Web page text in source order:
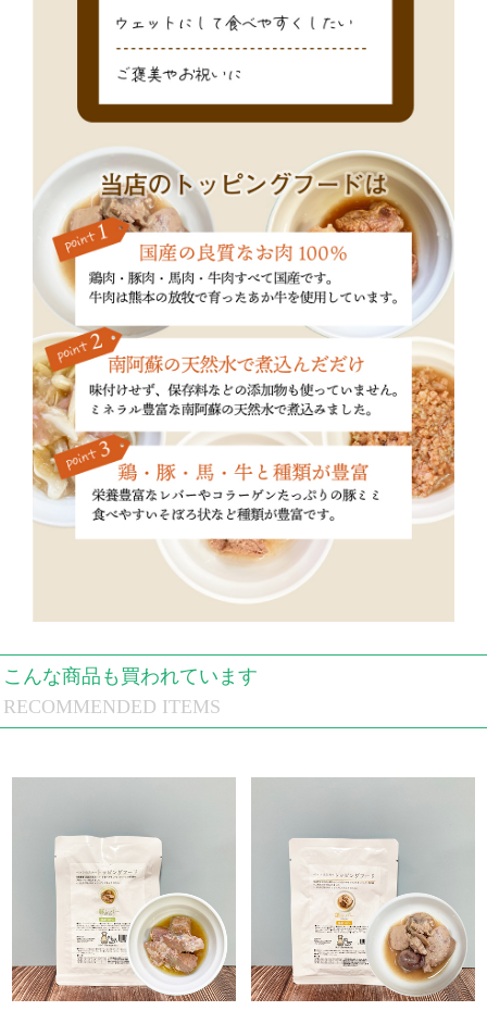
RECOMMENDED ITEMS
こんな商品も買われています